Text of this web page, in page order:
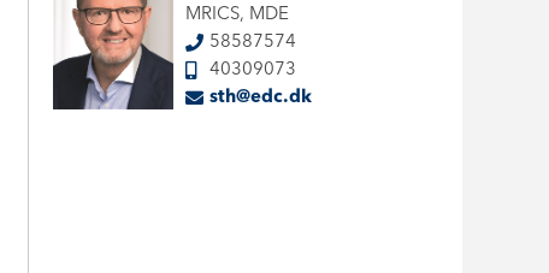
MRICS, MDE
58587574
40309073
sth@edc.dk